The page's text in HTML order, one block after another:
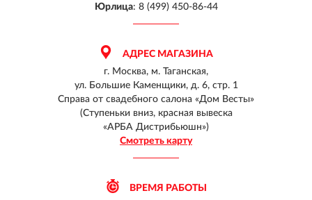
Юрлица: 8 (499) 450-86-44
АДРЕС МАГАЗИНА
г. Москва, м. Таганская,
ул. Большие Каменщики, д. 6, стр. 1
Справа от свадебного салона «Дом Весты»
(Ступеньки вниз, красная вывеска
«АРБА Дистрибьюшн»)
Смотреть карту
ВРЕМЯ РАБОТЫ